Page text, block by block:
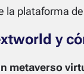
la plataforma
y
metaverso